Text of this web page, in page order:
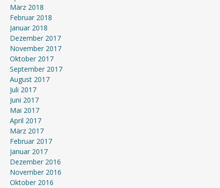
März 2018
Februar 2018
Januar 2018
Dezember 2017
November 2017
Oktober 2017
September 2017
August 2017
Juli 2017
Juni 2017
Mai 2017
April 2017
März 2017
Februar 2017
Januar 2017
Dezember 2016
November 2016
Oktober 2016